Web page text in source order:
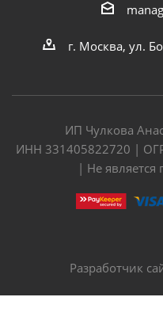
г. Москва, ул.
ИП Чулкова
ИНН 331405822720 |
| Не
Разработчик